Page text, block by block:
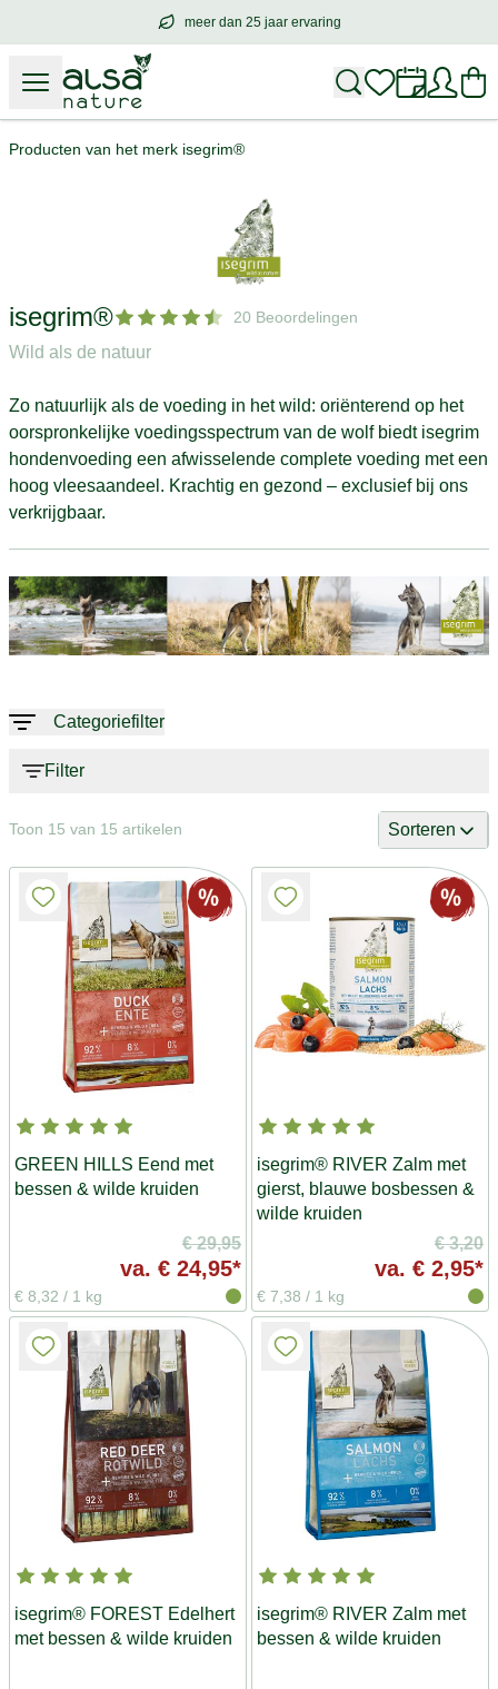
meer dan 25 jaar ervaring
meer dan25 jaar ervaring
Producten van het merk isegrim®
isegrim® 20 Beoordelingen
Wild als de natuur
Zo natuurlijk als de voeding in het wild: oriënterend op het
oorspronkelijke voedingsspectrum van de wolf biedt isegrim
hondenvoeding een afwisselende complete voeding met een
hoog vleesaandeel. Krachtig en gezond – exclusief bij ons
verkrijgbaar.
Categoriefilter
Filter
Toon 15 van 15 artikelen Sorteren
GREEN HILLS Eend met
bessen & wilde kruiden
€ 29,95
va. € 24,95*
€ 8,32 / 1 kg
isegrim® RIVER Zalm met
gierst, blauwe bosbessen &
wilde kruiden
€ 3,20
va. € 2,95*
€ 7,38 / 1 kg
isegrim® FOREST Edelhert
met bessen & wilde kruiden
isegrim® RIVER Zalm met
bessen & wilde kruiden